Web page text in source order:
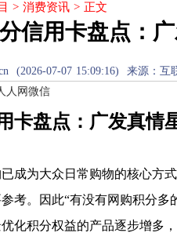
> 消费资讯 > 正文
信用卡盘点：
(2026-07-07 15:09:16) 来
人网微信
卡盘点：广发真情
成为大众日常购物的核心方
考。因此“有没有网购积分
化积分权益的产品逐步增多